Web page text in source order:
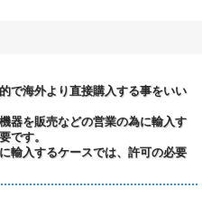
で海外より直接購入する事をいい
器を販売などの営業の為に輸入す
です。
輸入するケースでは、許可の必要